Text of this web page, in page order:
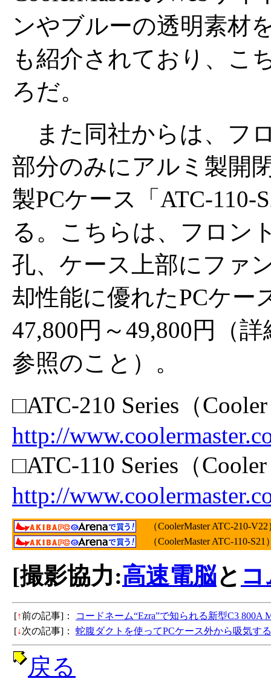
ンやブルーの透明素材
も紹介されており、こ
ろだ。
また同社からは、フ
部分のみにアルミ製開
製PCケース「ATC-
る。こちらは、フロン
孔、ケース上部にファ
却性能に優れたPCケー
47,800円～49,800円（
参照のこと）。
□ATC-210 Series（
http://
□ATC-110 Series（
http://
（CoolerMaster ATC-210-V22
（CoolerMaster ATC-110-S21
[撮影協力:高速電脳と
[↑前の記事]：
コードネーム“Ezra”で知られる新型C3 800A
[↓次の記事]： 蛇腹ダクトを使ってPCケース外から吸気す
戻る